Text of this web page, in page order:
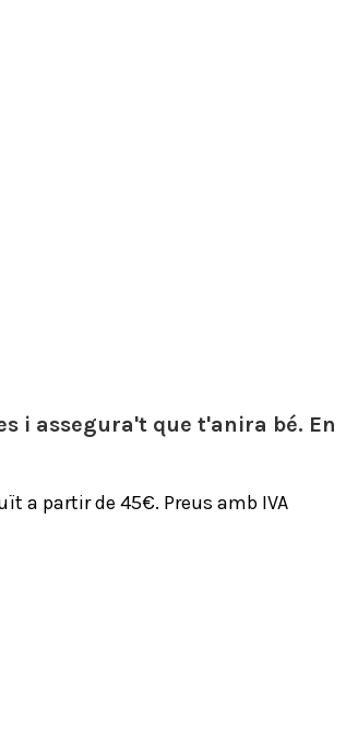
i assegura't que t'anira bé. En
a partir de 45€. Preus amb IVA